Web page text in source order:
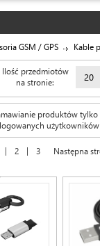
GSM / GPS Kable
Ilość przedmiotów
na stronie:
20
produktów tylko
użytkowników
| 2 | 3 Następna